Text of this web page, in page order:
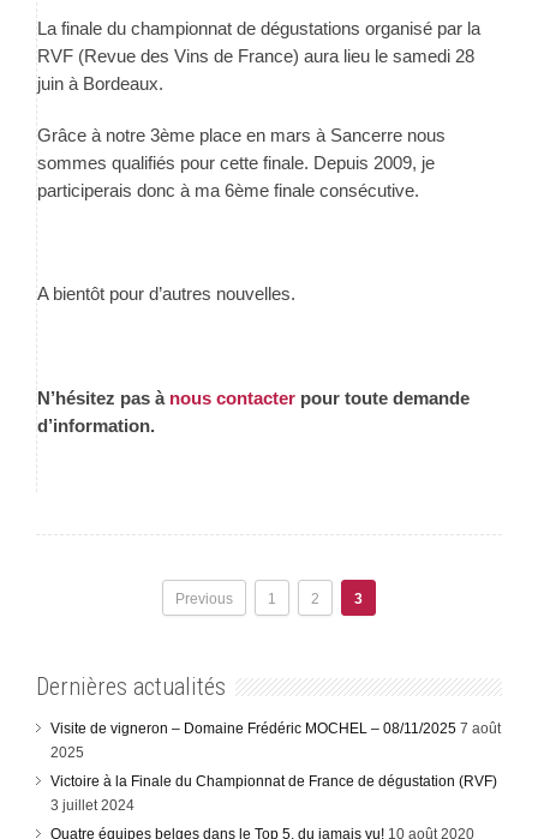
La finale du championnat de dégustations organisé par la
RVF (Revue des Vins de France) aura lieu le samedi 28
juin à Bordeaux.
Grâce à notre 3ème place en mars à Sancerre nous
sommes qualifiés pour cette finale. Depuis 2009, je
participerais donc à ma 6ème finale consécutive.
A bientôt pour d’autres nouvelles.
N’hésitez pas à nous contacter pour toute demande
d’information.
Previous 1 2 3
Dernières actualités
Visite de vigneron – Domaine Frédéric MOCHEL – 08/11/2025 7 août
2025
Victoire à la Finale du Championnat de France de dégustation (RVF)
3 juillet 2024
Quatre équipes belges dans le Top 5, du jamais vu! 10 août 2020